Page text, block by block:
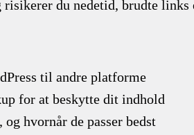
du nedetid, brudte links
til andre platforme
for at beskytte dit indhold
hvornår de passer bedst